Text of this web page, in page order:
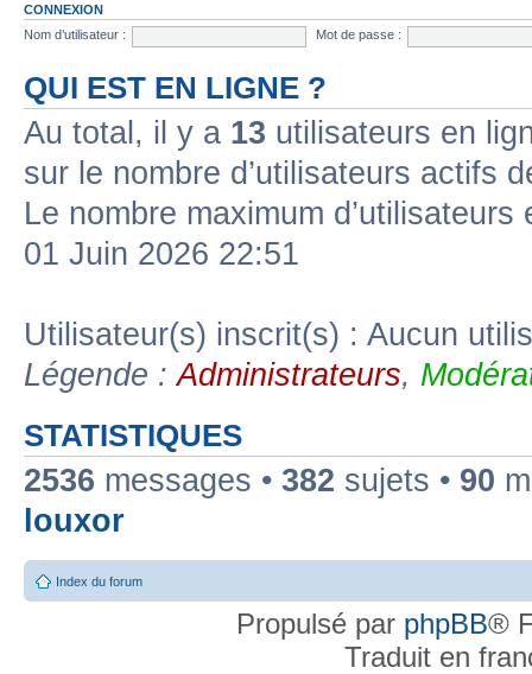
CONNEXION
Nom d’utilisateur :
Mot de passe :
QUI EST EN LIGNE ?
Au total, il y a 13 utilisateurs en
sur le nombre d’utilisateurs actifs
Le nombre maximum
01 Juin 2026 22:51
Utilisateur(s) inscrit(s) : Aucun
Légende :Administrateurs,
STATISTIQUES
2536 messages • 382 sujets • 90
louxor
Index du forum
Propulsé par phpBB®
Traduit en